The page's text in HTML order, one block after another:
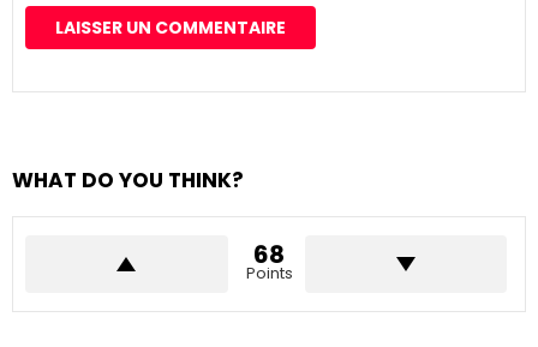
WHAT DO YOU THINK?
68
Points